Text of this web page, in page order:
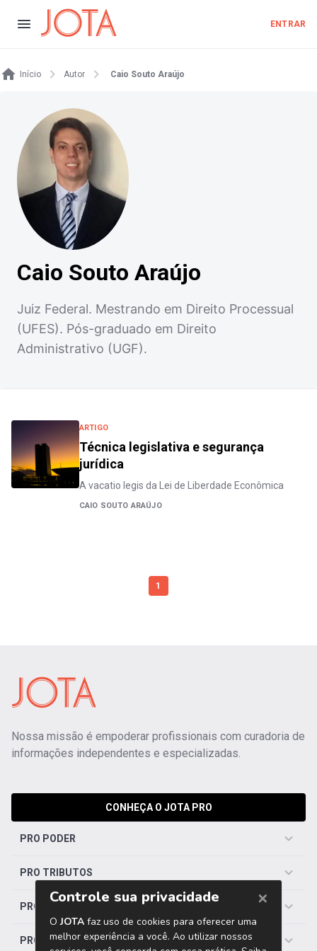
ENTRAR
Início Autor Caio Souto Araújo
Caio Souto Araújo
Juiz Federal. Mestrando em Direito Processual
(UFES). Pós-graduado em Direito
Administrativo (UGF).
ARTIGO
Técnica legislativa e segurança
jurídica
A vacatio legis da Lei de Liberdade Econômica
CAIO SOUTO ARAÚJO
1
Nossa missão é empoderar profissionais com curadoria de
informações independentes e especializadas.
CONHEÇA O JOTA PRO
PRO PODER
PRO TRIBUTOS
PRO TRABALHISTA
PRO SAÚDE